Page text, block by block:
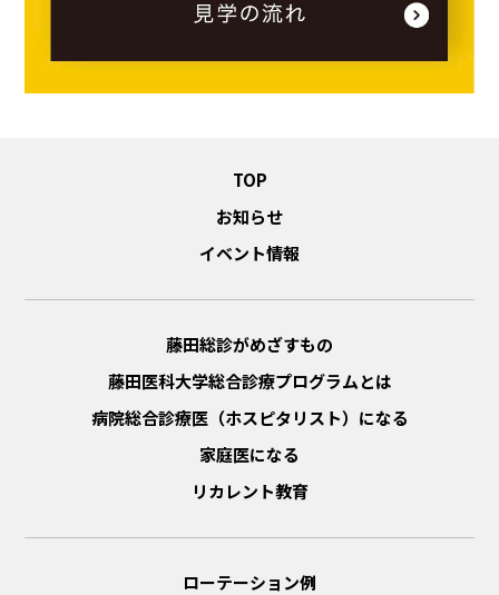
TOP
お知らせ
イベント情報
藤田総診がめざすもの
藤田医科大学総合診療プログラムとは
病院総合診療医（ホスピタリスト）になる
家庭医になる
リカレント教育
ローテーション例